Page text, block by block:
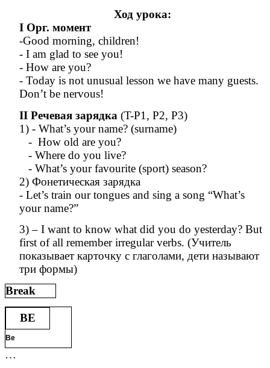
Ход урока:
I Орг. момент
-Good morning, children!
- I am glad to see you!
- How are you?
- Today is not unusual lesson we have many guests.
Don’t be nervous!
II Речевая зарядка (T-P1, P2, P3)
1) - What’s your name? (surname)
- How old are you?
- Where do you live?
- What’s your favourite (sport) season?
2) Фонетическая зарядка
- Let’s train our tongues and sing a song “What’s
your name?”
3) – I want to know what did you do yesterday? But
first of all remember irregular verbs. (Учитель
показывает карточку с глаголами, дети называют
три формы)
Break
BE
Be
…